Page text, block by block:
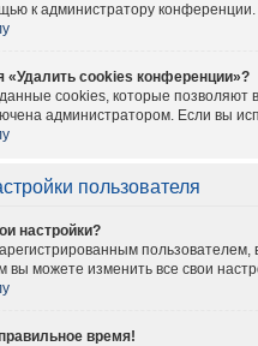
к администратору конференции.
«Удалить cookies конференции»?
cookies, которые позволяют
администратором. Если вы
пользователя
настройки?
вы можете изменить все свои
время!